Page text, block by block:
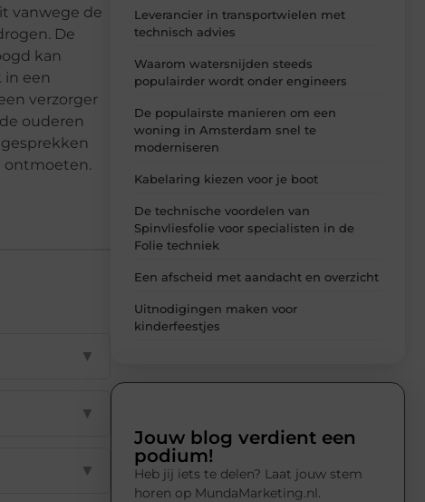
vanwege de
De
kan
in een
verzorger
ouderen
ontmoeten.
▼
▼
▼
Leverancier in transportwielen met
technisch advies
Waarom watersnijden steeds
populairder wordt onder engineers
De populairste manieren om een
woning in Amsterdam snel te
moderniseren
Kabelaring kiezen voor je boot
De technische voordelen van
Spinvliesfolie voor specialisten in de
Folie techniek
Een afscheid met aandacht en overzicht
Uitnodigingen maken voor
kinderfeestjes
Jouw blog verdient een
podium!
Heb jij iets te delen? Laat jouw stem
horen op MundaMarketing.nl.